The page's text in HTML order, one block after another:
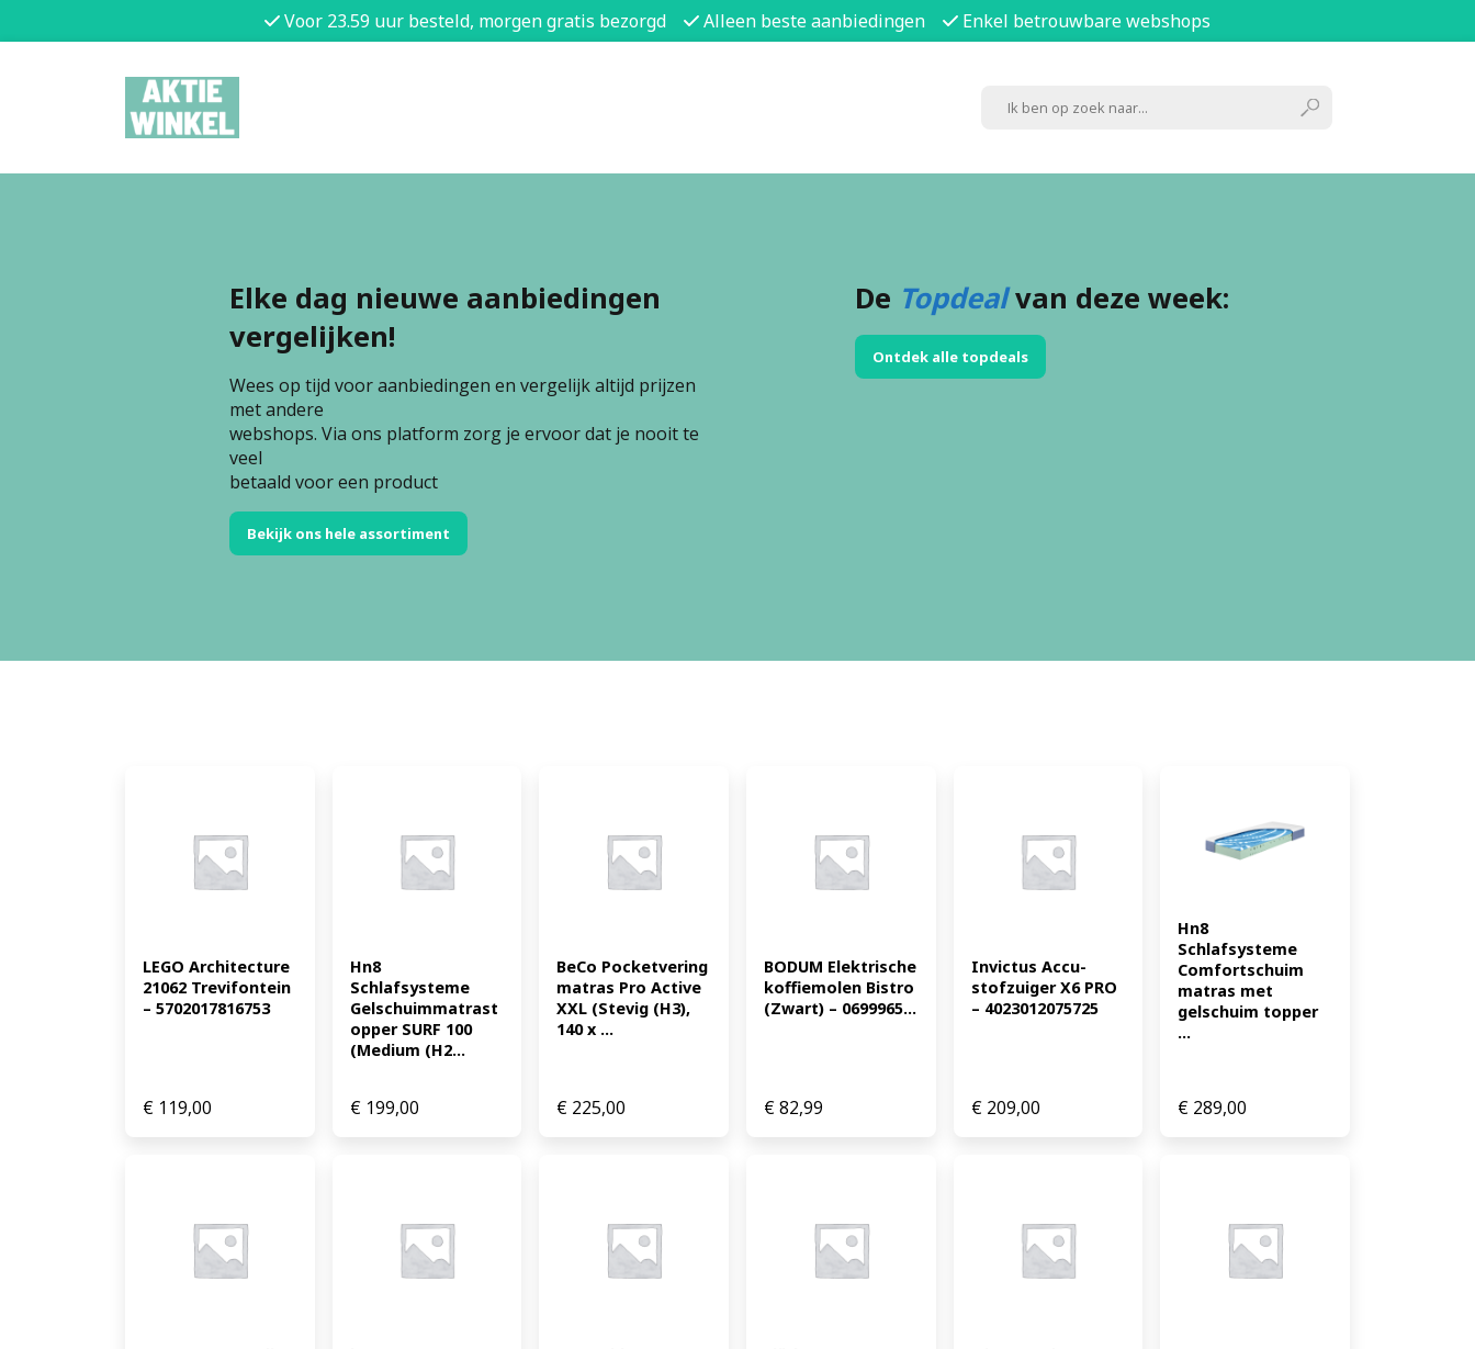
Voor 23.59 uur besteld, morgen gratis bezorgd Alleen beste aanbiedingen Enkel betrouwbare webshops
Elke dag nieuwe aanbiedingen
vergelijken!
Wees op tijd voor aanbiedingen en vergelijk altijd prijzen
met andere
webshops. Via ons platform zorg je ervoor dat je nooit te
veel
betaald voor een product
Bekijk ons hele assortiment
De Topdealvan deze week:
Ontdek alle topdeals
LEGO Architecture
21062 Trevifontein
– 5702017816753
€ 119,00
Hn8
Schlafsysteme
Gelschuimmatrast
opper SURF 100
(Medium (H2...
€199,00
BeCo Pocketvering
matras Pro Active
XXL (Stevig (H3),
140 x ...
€ 225,00
BODUM Elektrische
koffiemolen Bistro
(Zwart) – 0699965...
€82,99
Invictus Accu-
stofzuiger X6 PRO
– 4023012075725
€209,00
Hn8
Schlafsysteme
Comfortschuim
matras met
gelschuim topper
...
€ 289,00